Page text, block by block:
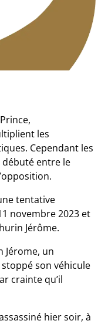
les
Cependant les
débuté entre le
tentative
novembre 2023 et
Jérôme.
Jérome, un
stoppé son véhicule
crainte qu’il
hier soir, à